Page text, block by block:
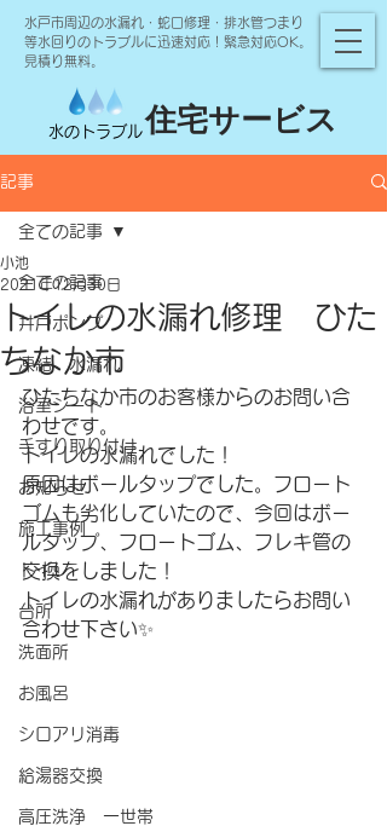
水戸市周辺の水漏れ・蛇口修理・排水管つまり
等水回りのトラブルに迅速対応！緊急対応OK。
見積り無料。
水のトラブル住宅サービス
記事
全ての記事
井戸ポンプ
凍結 水漏れ
浴室シート
手すり取り付け
お知らせ
施工事例
トイレ
台所
洗面所
お風呂
シロアリ消毒
給湯器交換
高圧洗浄 一世帯
全ての記事
トイレの水漏れ修理 ひた
ちなか市
小池
2021年12月30日
ひたちなか市のお客様からのお問い合
わせです。
トイレの水漏れでした！
原因はボールタップでした。フロート
ゴムも劣化していたので、今回はボー
ルタップ、フロートゴム、フレキ管の
交換をしました！
トイレの水漏れがありましたらお問い
合わせ下さい✨